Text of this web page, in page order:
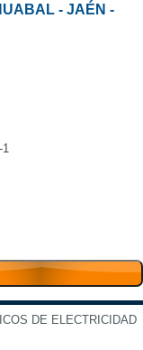
- JAÉN -
1
DE ELECTRICIDAD